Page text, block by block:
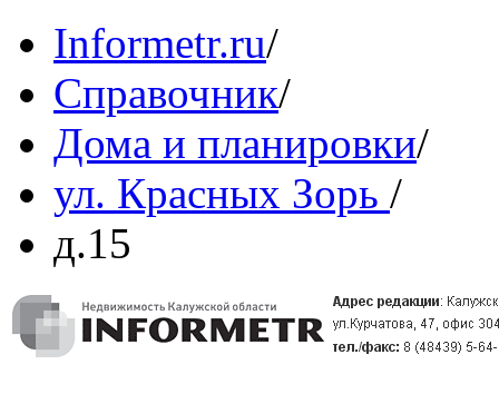
Informetr.ru/
Справочник/
Дома и планировки/
ул. Красных Зорь /
д.15